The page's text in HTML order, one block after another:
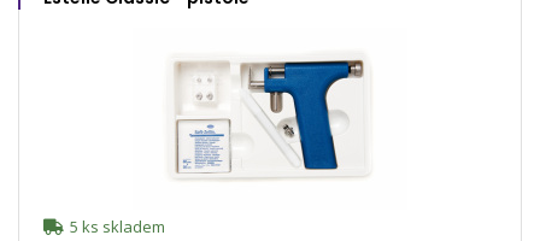
5 ks skladem